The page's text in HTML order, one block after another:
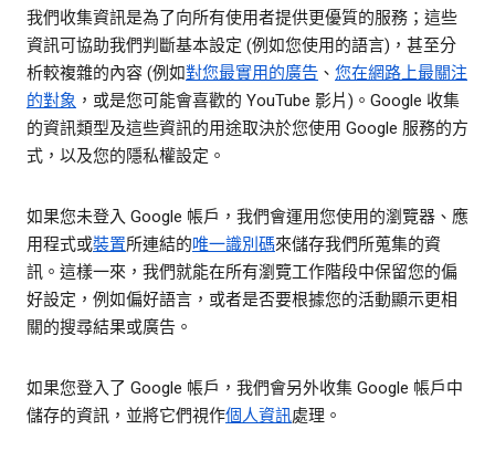
我們收集資訊是為了向所有使用者提供更優質的服務；這些
資訊可協助我們判斷基本設定 (例如您使用的語言)，甚至分
析較複雜的內容 (例如對您最實用的廣告 、 您在網路上最關注
的對象 ，或是您可能會喜歡的 YouTube 影片)。Google 收集
的資訊類型及這些資訊的用途取決於您使用 Google 服務的方
式，以及您的隱私權設定。
如果您未登入 Google 帳戶，我們會運用您使用的瀏覽器、應
用程式或裝置所連結的唯一識別碼來儲存我們所蒐集的資
訊。這樣一來，我們就能在所有瀏覽工作階段中保留您的偏
好設定，例如偏好語言，或者是否要根據您的活動顯示更相
關的搜尋結果或廣告。
如果您登入了 Google 帳戶，我們會另外收集 Google 帳戶中
儲存的資訊，並將它們視作個人資訊處理。